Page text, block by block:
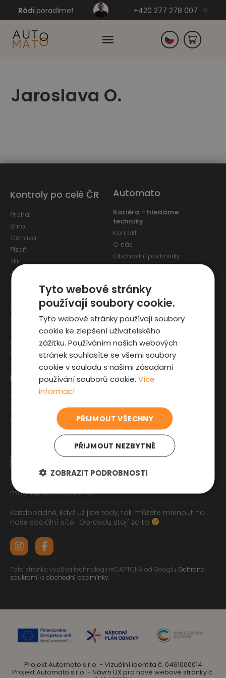
Rádi poradíme! +420 277 278 007
Jaroslava O.
Tak jste se pročetli až sem dolu jo? To zasluhuje respekt,
moc lidí sem nezavítá.
Každopádně, když už jste tady, tak můžete mrknout na
naše sociální sítě. Opravdu stojí za to
Tato stránka využívá technologii reCAPTCHA od Googlu.Ochrana
soukromía obchodní podmínky.
Pro zákazníky
Výběr auta
Fyzická kontrola auta
Prověrka historie
Zajímavosti
Kupní smlouva na auto
Jak registrovat auto
Sleva pro IZS
Automato
Kariéra - hledáme
techniky
Kontakt
O nás
Obchodní podmínky
Kontroly po celé ČR
Praha
Brno
Ostrava
Plzeň
Zlín
Jihlava
Liberec
Olomouc
Pardubice
Karlovy Vary
Ústí nad Labem
Hradec Králové
České Budějovice
Projekt Automato s.r.o. - Vizuální identita č. 0461000014
Projekt Automato s.r.o. - Návrh UX pro nové webové stránky č.
Tyto webové stránky
používají soubory cookie.
Tyto webové stránky používají soubory
cookie ke zlepšení uživatelského
zážitku. Používáním našich webových
stránek souhlasíte se všemi soubory
cookie v souladu s našimi zásadami
používání souborů cookie.Více
informací
PŘIJMOUT VŠECHNY
PŘIJMOUT NEZBYTNÉ
ZOBRAZIT PODROBNOSTI